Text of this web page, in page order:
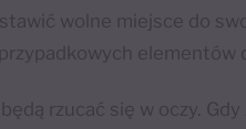
wolne miejsce do
elementów
rzucać się w oczy.